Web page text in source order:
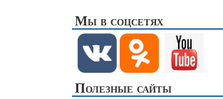
Мы в соцсетях
Полезные сайты